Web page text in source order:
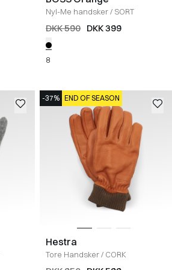
Nyl-Me handsker/ SORT
DKK 590 DKK 399
8
-37% END OF SEASON
Hestra
Tore Handsker/ CORK